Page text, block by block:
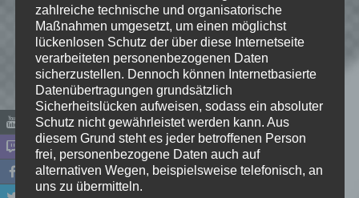
Name*
zahlreiche technische und organisatorische
Maßnahmen umgesetzt, um einen möglichst
lückenlosen Schutz der über diese Internetseite
verarbeiteten personenbezogenen Daten
sicherzustellen. Dennoch können Internetbasierte
Datenübertragungen grundsätzlich
Sicherheitslücken aufweisen, sodass ein absoluter
Schutz nicht gewährleistet werden kann. Aus
diesem Grund steht es jeder betroffenen Person
frei, personenbezogene Daten auch auf
alternativen Wegen, beispielsweise telefonisch, an
uns zu übermitteln.